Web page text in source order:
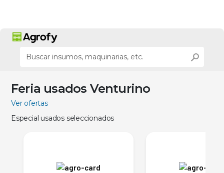
Feria usados Venturino
Ver ofertas
Especial usados seleccionados